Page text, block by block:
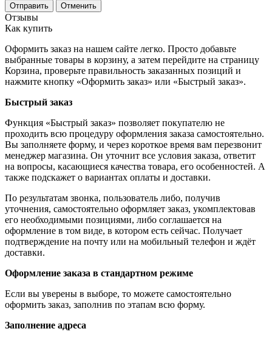
Отменить
Отзывы
Как купить
Оформить заказ на нашем сайте легко. Просто добавьте
выбранные товары в корзину, а затем перейдите на страницу
Корзина, проверьте правильность заказанных позиций и
нажмите кнопку «Оформить заказ» или «Быстрый заказ».
Быстрый заказ
Функция «Быстрый заказ» позволяет покупателю не
проходить всю процедуру оформления заказа самостоятельно.
Вы заполняете форму, и через короткое время вам перезвонит
менеджер магазина. Он уточнит все условия заказа, ответит
на вопросы, касающиеся качества товара, его особенностей. А
также подскажет о вариантах оплаты и доставки.
По результатам звонка, пользователь либо, получив
уточнения, самостоятельно оформляет заказ, укомплектовав
его необходимыми позициями, либо соглашается на
оформление в том виде, в котором есть сейчас. Получает
подтверждение на почту или на мобильный телефон и ждёт
доставки.
Оформление заказа в стандартном режиме
Если вы уверены в выборе, то можете самостоятельно
оформить заказ, заполнив по этапам всю форму.
Заполнение адреса